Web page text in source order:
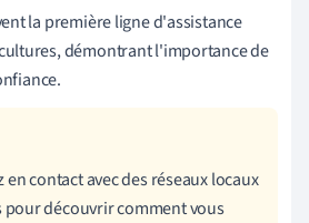
la première ligne d'assistance
démontrant l'importance de
en contact avec des réseaux locaux
pour découvrir comment vous